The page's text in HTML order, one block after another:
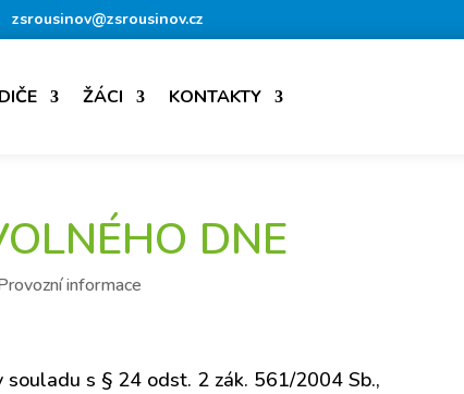
zsrousinov@zsrousinov.cz
ŽÁCI KONTAKTY
DNE
informace
souladu s § 24 odst. 2 zák. 561/2004 Sb.,